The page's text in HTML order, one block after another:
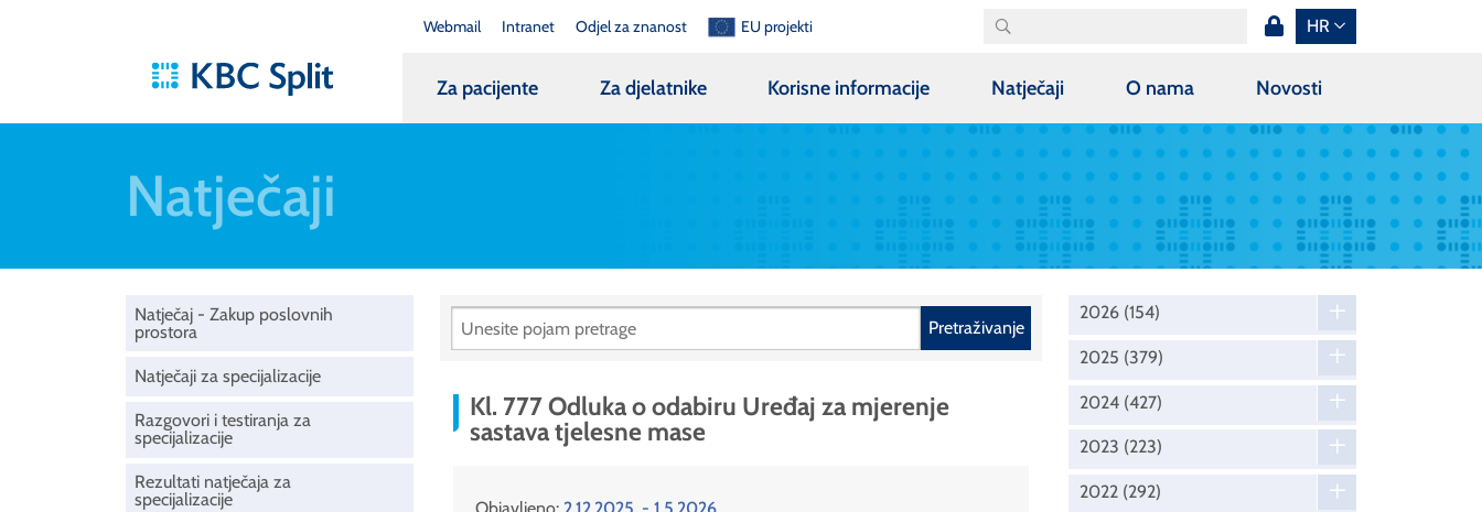
Webmail Intranet Odjel za znanost EU projekti HR
Za pacijente Za djelatnike Korisne informacije Natječaji O nama Novosti
Natječaji
Natječaj - Zakup poslovnih
prostora
Natječaji za specijalizacije
Razgovori i testiranja za
specijalizacije
Rezultati natječaja za
specijalizacije
Pretraživanje
Kl. 777 Odluka o odabiru Uređaj za mjerenje
sastava tjelesne mase
2026 (154)
2025 (379)
2024 (427)
2023 (223)
2022 (292)